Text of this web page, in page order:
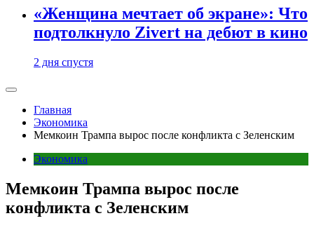
«Женщина мечтает об экране»: Что
подтолкнуло Zivert на дебют в кино
2 дня спустя
Главная
Экономика
Мемкоин Трампа вырос после конфликта с Зеленским
Экономика
Мемкоин Трампа вырос после
конфликта с Зеленским